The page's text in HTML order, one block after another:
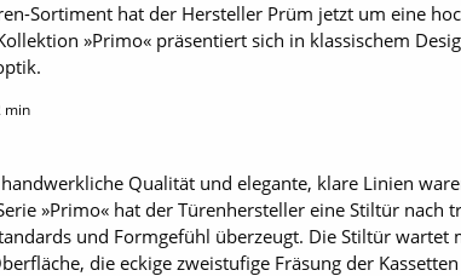
Sortiment hat der Hersteller Prüm jetzt um eine
»Primo« präsentiert sich in klassischem
min
Qualität und elegante, klare Linien
»Primo« hat der Türenhersteller eine Stiltür
und Formgefühl überzeugt. Die Stiltür
die eckige zweistufige Fräsung der